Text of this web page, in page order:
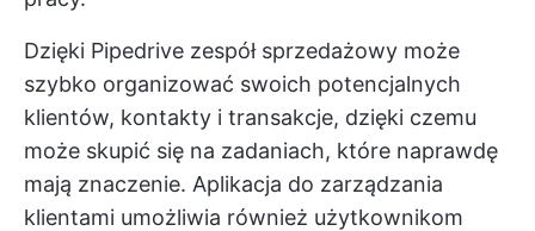
Dzięki Pipedrive zespół sprzedażowy może
szybko organizować swoich potencjalnych
klientów, kontakty i transakcje, dzięki czemu
może skupić się na zadaniach, które naprawdę
mają znaczenie. Aplikacja do zarządzania
klientami umożliwia również użytkownikom